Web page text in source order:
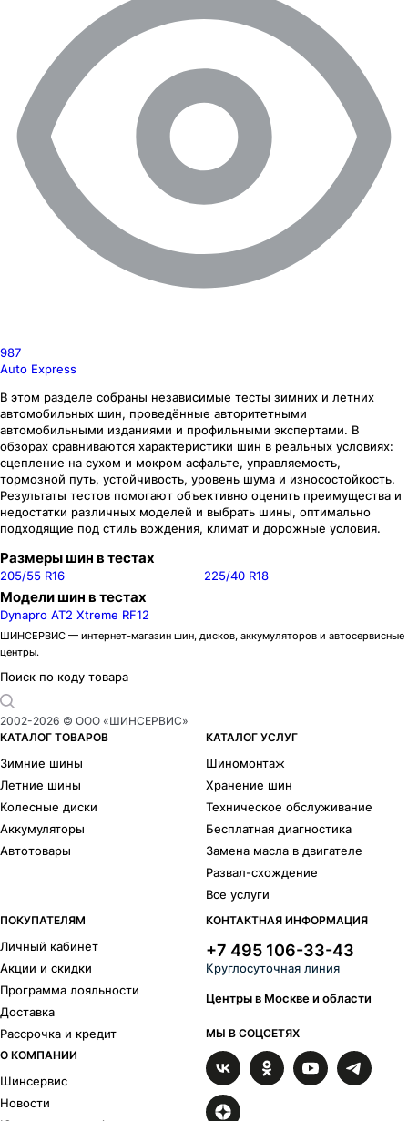
987
Auto Express
В этом разделе собраны независимые тесты зимних и летних
автомобильных шин, проведённые авторитетными
автомобильными изданиями и профильными экспертами. В
обзорах сравниваются характеристики шин в реальных условиях:
сцепление на сухом и мокром асфальте, управляемость,
тормозной путь, устойчивость, уровень шума и износостойкость.
Результаты тестов помогают объективно оценить преимущества и
недостатки различных моделей и выбрать шины, оптимально
подходящие под стиль вождения, климат и дорожные условия.
Размеры шин в тестах
205/55 R16 225/40 R18
Модели шин в тестах
Dynapro AT2 Xtreme RF12
ШИНСЕРВИС — интернет-магазин шин, дисков, аккумуляторов и автосервисные
центры.
Поиск по коду товара
2002-2026 © ООО «ШИНСЕРВИС»
КАТАЛОГ ТОВАРОВ
Зимние шины
Летние шины
Колесные диски
Аккумуляторы
Автотовары
КАТАЛОГ УСЛУГ
Шиномонтаж
Хранение шин
Техническое обслуживание
Бесплатная диагностика
Замена масла в двигателе
Развал-схождение
Все услуги
ПОКУПАТЕЛЯМ
Личный кабинет
Акции и скидки
Программа лояльности
Доставка
Рассрочка и кредит
О КОМПАНИИ
Шинсервис
Новости
КОНТАКТНАЯ ИНФОРМАЦИЯ
+7 495 106-33-43
Круглосуточная линия
Центры в Москве и области
МЫ В СОЦСЕТЯХ